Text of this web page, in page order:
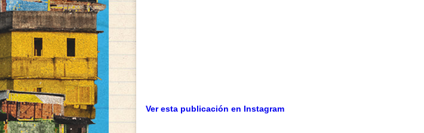
Ver esta publicación en Instagram